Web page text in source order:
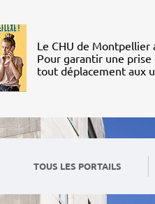
Le CHU de Montpellier
Pour garantir une prise
tout déplacement aux
TOUS LES PORTAILS